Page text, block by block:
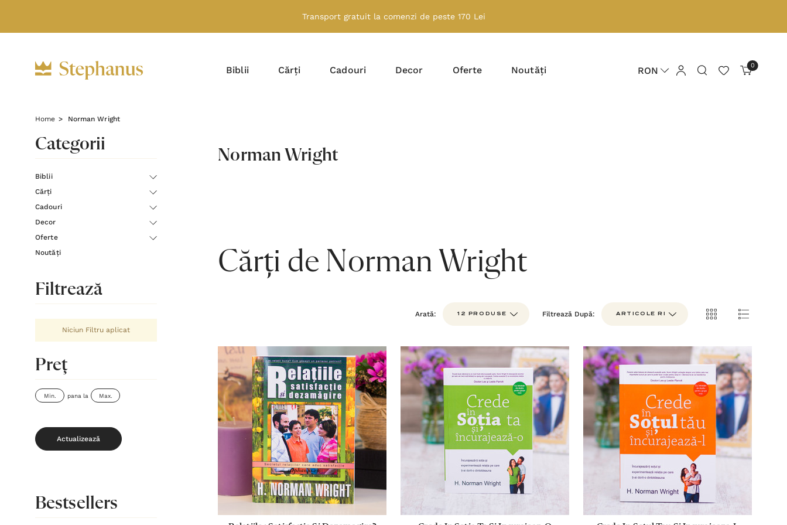
Transport gratuit la comenzi de peste 170 Lei
Biblii Cărți Cadouri Decor Oferte Noutăți RON 0
Home Norman Wright
Categorii
Biblii
Cărți
Cadouri
Decor
Oferte
Noutăți
Filtrează
Niciun Filtru aplicat
Preţ
pana la
Actualizează
Bestsellers
Norman Wright
Cărți de Norman Wright
Arată: Filtrează După: